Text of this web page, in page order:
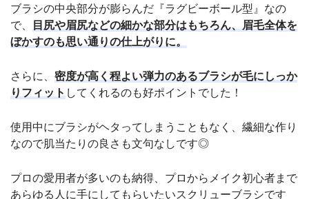
ブラシの中央部分が膨らんだ『ラグビーボール型』なの
で、 目尻や眉尻などの細かな部分はもちろん、眉毛全体を
ぼかすのも思い通りの仕上がりに。
さらに、 密度が高く程よい弾力のあるブラシが毛にしっか
りフィット してくれるのも好ポイントでした！
使用中にブラシがヘタってしまうこともなく、繊細な作り
なので肌当たりの良さも文句なしです◎
プロの愛用者が多いのも納得、プロからメイク初心者まで
あらゆる人に手にしてもらいたいスクリューブラシです